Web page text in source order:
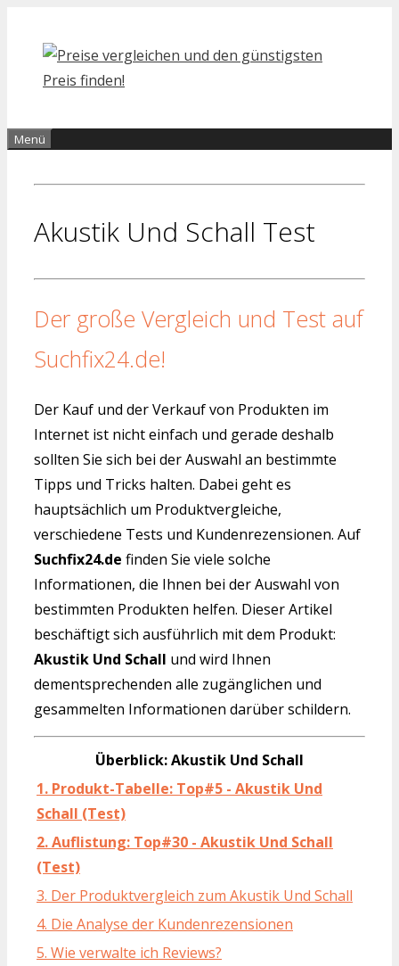
Inhalt
springen
Menü
Akustik Und Schall Test
Der große Vergleich und Test auf
Suchfix24.de!
Der Kauf und der Verkauf von Produkten im
Internet ist nicht einfach und gerade deshalb
sollten Sie sich bei der Auswahl an bestimmte
Tipps und Tricks halten. Dabei geht es
hauptsächlich um Produktvergleiche,
verschiedene Tests und Kundenrezensionen. Auf
Suchfix24.de finden Sie viele solche
Informationen, die Ihnen bei der Auswahl von
bestimmten Produkten helfen. Dieser Artikel
beschäftigt sich ausführlich mit dem Produkt:
Akustik Und Schall und wird Ihnen
dementsprechenden alle zugänglichen und
gesammelten Informationen darüber schildern.
Überblick: Akustik Und Schall
1. Produkt-Tabelle: Top#5 - Akustik Und
Schall (Test)
2. Auflistung: Top#30 - Akustik Und Schall
(Test)
3. Der Produktvergleich zum Akustik Und Schall
4. Die Analyse der Kundenrezensionen
5. Wie verwalte ich Reviews?